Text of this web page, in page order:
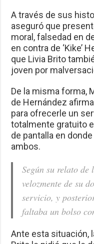
A través de sus
aseguró que
moral, falsedad en
en contra de ‘Kike’
que Livia Brito
joven por
De la misma forma,
de Hernández
para ofrecerle un
totalmente gratuito
de pantalla en
ambos.
Según su relato de
velozmente de su
servicio, y
faltaba un bolso
Ante esta situación,